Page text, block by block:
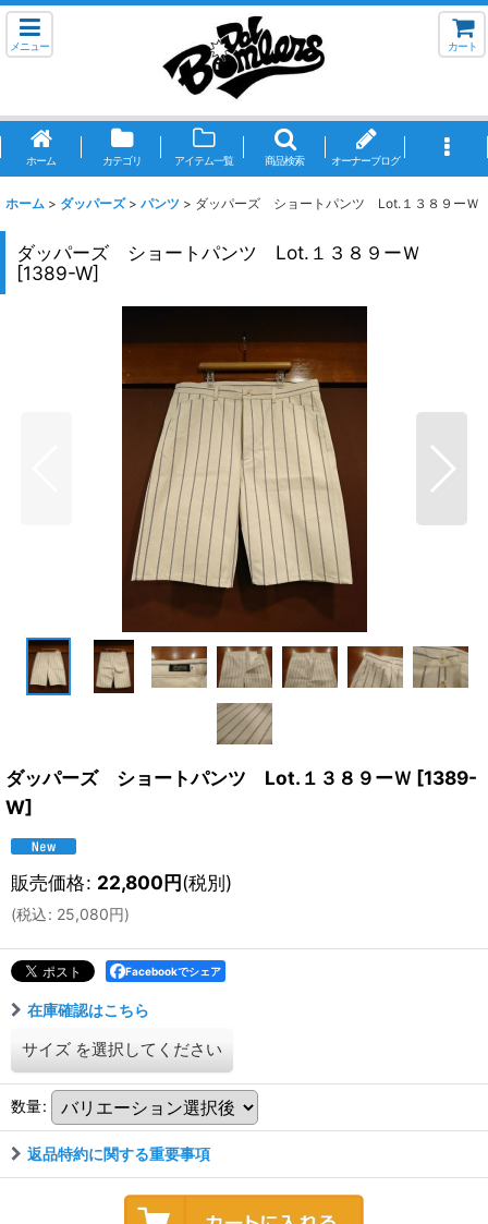
メニュー カート
ホーム カテゴリ アイテム一覧 商品検索 オーナーブログ
ホーム > ダッパーズ > パンツ > ダッパーズ ショートパンツ Lot.１３８９ーＷ
ダッパーズ ショートパンツ Lot.１３８９ーＷ
[1389-W]
ダッパーズ ショートパンツ Lot.１３８９ーＷ [1389-
W]
販売価格: 22,800円(税別)
(税込: 25,080円)
Facebookでシェア
在庫確認はこちら
サイズ を選択してください
数量:
返品特約に関する重要事項